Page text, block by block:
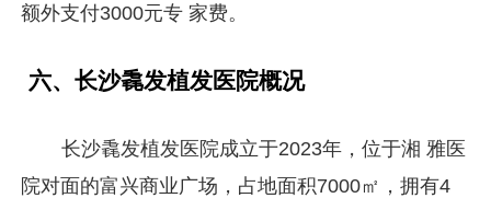
额外支付3000元专 家费。
六、长沙毳发植发医院概况
长沙毳发植发医院成立于2023年，位于湘 雅医
院对面的富兴商业广场，占地面积7000㎡，拥有4